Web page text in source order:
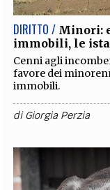
DIRITTO / Minori:
immobili, le
Cenni agli
favore dei
immobili.
diGiorgia Perzia